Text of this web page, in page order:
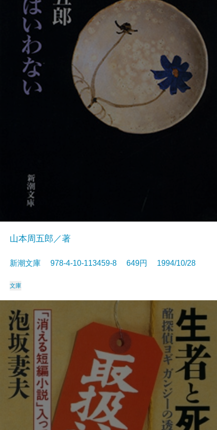
山本周五郎／著
新潮文庫 978-4-10-113459-8 649円 1994/10/28
文庫